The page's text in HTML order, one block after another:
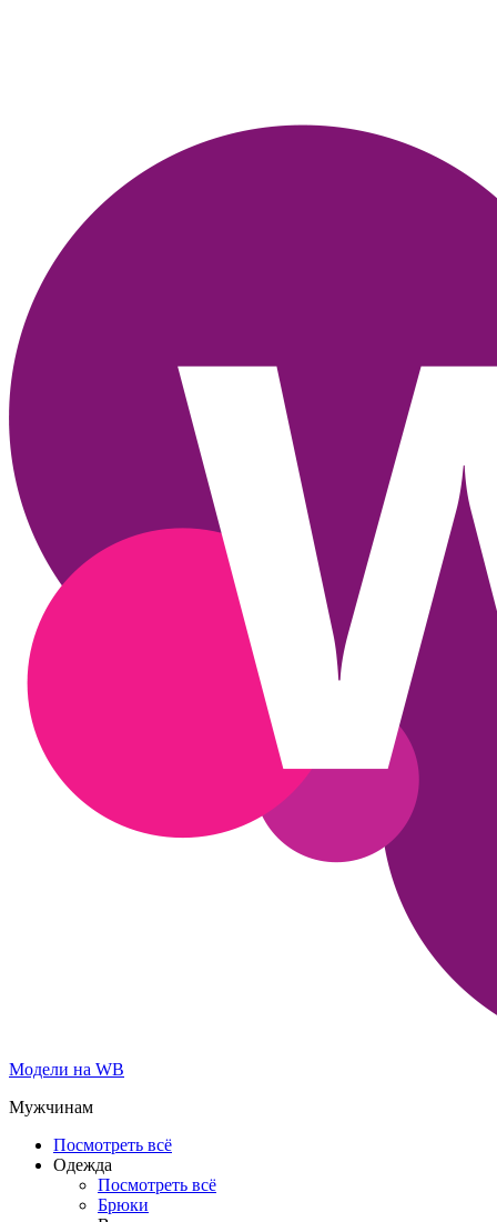
Модели на WB
Мужчинам
Посмотреть всё
Одежда
Посмотреть всё
Брюки